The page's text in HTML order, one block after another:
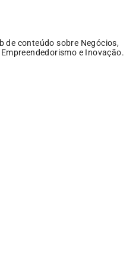
de conteúdo sobre Negócios,
e Inovação.